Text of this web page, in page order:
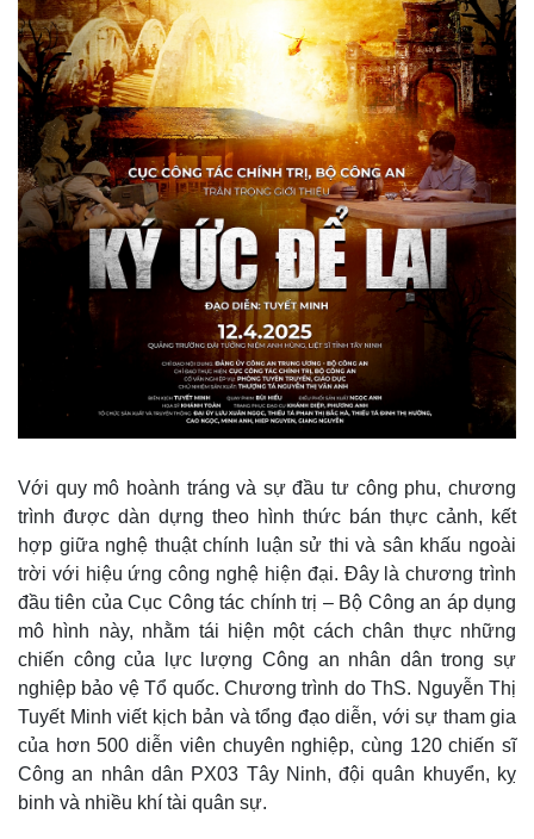
Thế giới
Quan sát
Cuộc sống đó đây
Multimedia
Video
Với quy mô hoành tráng và sự đầu tư công phu, chương
trình được dàn dựng theo hình thức bán thực cảnh, kết
hợp giữa nghệ thuật chính luận sử thi và sân khấu ngoài
trời với hiệu ứng công nghệ hiện đại. Đây là chương trình
đầu tiên của Cục Công tác chính trị – Bộ Công an áp dụng
mô hình này, nhằm tái hiện một cách chân thực những
chiến công của lực lượng Công an nhân dân trong sự
nghiệp bảo vệ Tổ quốc. Chương trình do ThS. Nguyễn Thị
Tuyết Minh viết kịch bản và tổng đạo diễn, với sự tham gia
của hơn 500 diễn viên chuyên nghiệp, cùng 120 chiến sĩ
Công an nhân dân PX03 Tây Ninh, đội quân khuyển, kỵ
binh và nhiều khí tài quân sự.